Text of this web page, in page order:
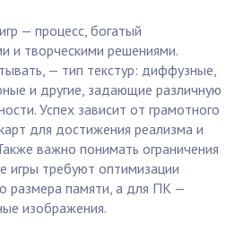
— процесс, богатый
и творческими решениями.
— тип текстур: диффузные,
и другие, задающие различную
Успех зависит от грамотного
для достижения реализма и
важно понимать ограничения
требуют оптимизации
размера памяти, а для ПК —
изображения.